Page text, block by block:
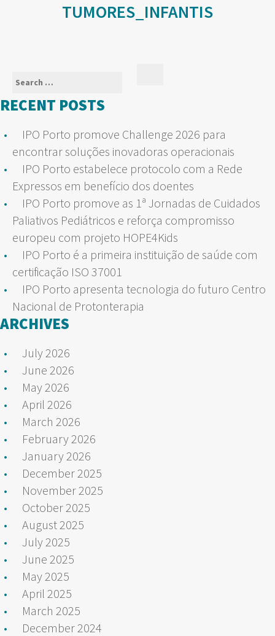
TUMORES_INFANTIS
Search
for:
RECENT POSTS
IPO Porto promove Challenge 2026 para
encontrar soluções inovadoras operacionais
IPO Porto estabelece protocolo com a Rede
Expressos em benefício dos doentes
IPO Porto promove as 1ª Jornadas de Cuidados
Paliativos Pediátricos e reforça compromisso
europeu com projeto HOPE4Kids
IPO Porto é a primeira instituição de saúde com
certificação ISO 37001
IPO Porto apresenta tecnologia do futuro Centro
Nacional de Protonterapia
ARCHIVES
July 2026
June 2026
May 2026
April 2026
March 2026
February 2026
January 2026
December 2025
November 2025
October 2025
August 2025
July 2025
June 2025
May 2025
April 2025
March 2025
December 2024